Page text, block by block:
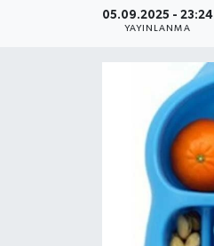
05.09.2025 - 23:24
YAYINLANMA
HABERDE İNSAN
KÜLTÜR SANAT
Haber Arşivi